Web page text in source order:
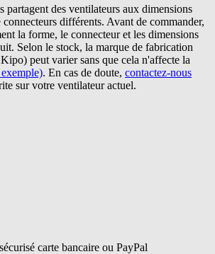
partagent des ventilateurs aux dimensions
connecteurs différents. Avant de commander,
la forme, le connecteur et les dimensions
Selon le stock, la marque de fabrication
peut varier sans que cela n'affecte la
. En cas de doute, contactez-nous
sur votre ventilateur actuel.
carte bancaire ou PayPal